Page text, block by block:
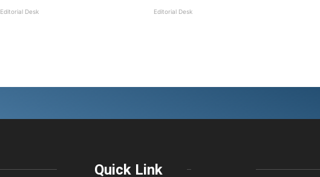
Editorial Desk Editorial Desk
Quick Link